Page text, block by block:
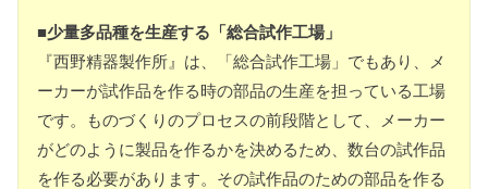
■少量多品種を生産する「総合試作工場」
『西野精器製作所』は、「総合試作工場」でもあり、メ
ーカーが試作品を作る時の部品の生産を担っている工場
です。ものづくりのプロセスの前段階として、メーカー
がどのように製品を作るかを決めるため、数台の試作品
を作る必要があります。その試作品のための部品を作る